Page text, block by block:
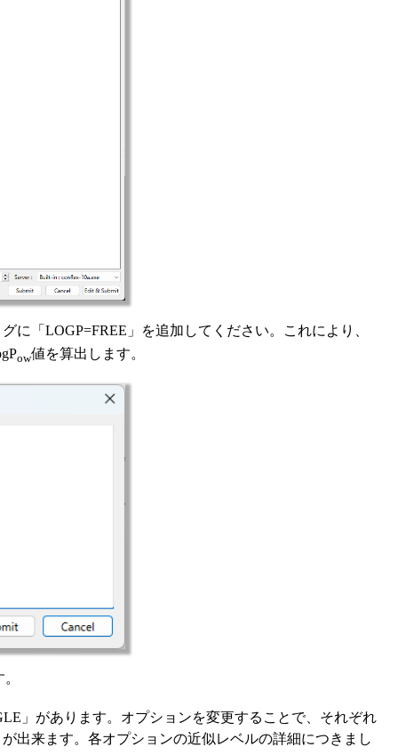
に「LOGP=FREE」を追加してください。これにより、
ow値を算出します。
」があります。オプションを変更することで、それぞれ
出来ます。各オプションの近似レベルの詳細につきまし